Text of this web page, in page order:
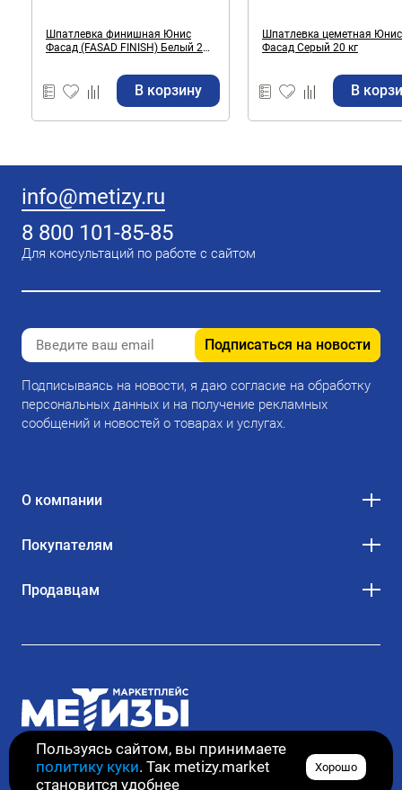
Пользуясь сайтом, вы принимаете
политику куки. Так metizy.market
становится удобнее
Хорошо
Шпатлевка финишная Юнис
Фасад (FASAD FINISH) Белый 20
В корзину
Шпатлевка цеметная Юнис
Фасад Серый 20 кг
В
info@metizy.ru
8 800 101-85-85
Для консультаций по работе с сайтом
Подписаться на новости
Подписываясь на новости, я даю согласие на обработку
персональных данных и на получение рекламных
сообщений и новостей о товарах и услугах.
© 2020–2026. Все права защищены
О компании
Покупателям
Продавцам